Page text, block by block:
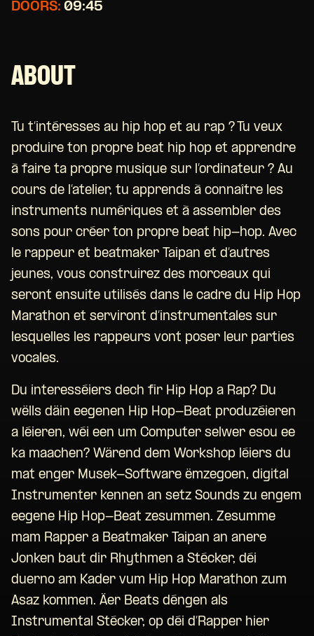
DOORS: 09:45
ABOUT
Tu t’intéresses au hip hop et au rap ? Tu veux
produire ton propre beat hip hop et apprendre
à faire ta propre musique sur l’ordinateur ? Au
cours de l’atelier, tu apprends à connaître les
instruments numériques et à assembler des
sons pour créer ton propre beat hip-hop. Avec
le rappeur et beatmaker Taipan et d’autres
jeunes, vous construirez des morceaux qui
seront ensuite utilisés dans le cadre du Hip Hop
Marathon et serviront d’instrumentales sur
lesquelles les rappeurs vont poser leur parties
vocales.
Du interesséiers dech fir Hip Hop a Rap? Du
wëlls däin eegenen Hip Hop-Beat produzéieren
a léieren, wéi een um Computer selwer esou ee
ka maachen? Wärend dem Workshop léiers du
mat enger Musek-Software ëmzegoen, digital
Instrumenter kennen an setz Sounds zu engem
eegene Hip Hop-Beat zesummen. Zesumme
mam Rapper a Beatmaker Taipan an anere
Jonken baut dir Rhythmen a Stécker, déi
duerno am Kader vum Hip Hop Marathon zum
Asaz kommen. Äer Beats déngen als
Instrumental Stécker, op déi d’Rapper hier